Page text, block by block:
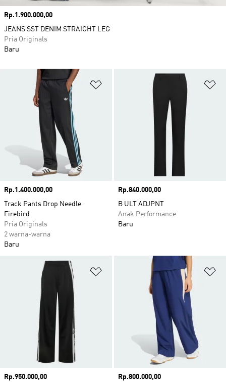
Tambahkan ke Wishlist
Harga
Rp.1.400.000,00
Track Pants Drop Needle
Firebird
Pria Originals
2 warna-warna
Baru
Harga
Rp.840.000,00
B ULT ADJPNT
Anak Performance
Baru
Tambahkan ke Wishlist
Harga
Rp.950.000,00
Harga
Rp.800.000,00
Harga
Rp.1.900.000,00
JEANS SST DENIM STRAIGHT LEG
Pria Originals
Baru